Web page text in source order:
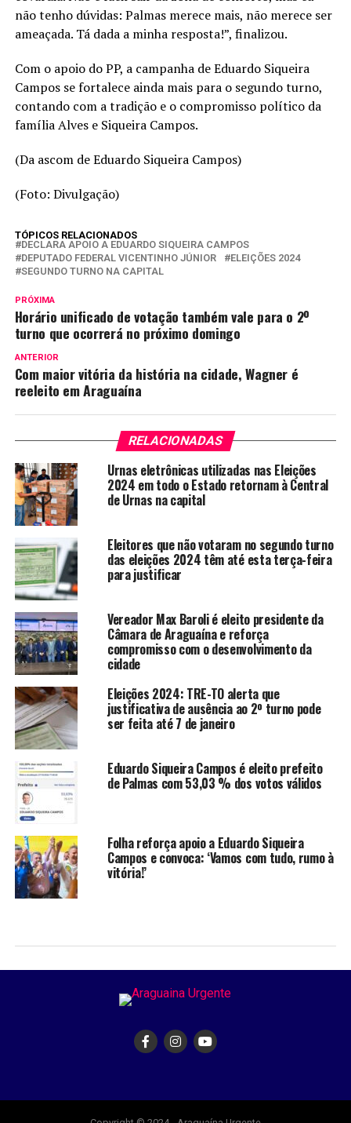
não tenho dúvidas: Palmas merece mais, não merece ser
ameaçada. Tá dada a minha resposta!”, finalizou.
Com o apoio do PP, a campanha de Eduardo Siqueira
Campos se fortalece ainda mais para o segundo turno,
contando com a tradição e o compromisso político da
família Alves e Siqueira Campos.
(Da ascom de Eduardo Siqueira Campos)
(Foto: Divulgação)
TÓPICOS RELACIONADOS
DECLARA APOIO A EDUARDO SIQUEIRA CAMPOS
DEPUTADO FEDERAL VICENTINHO JÚNIOR
ELEIÇÕES 2024
SEGUNDO TURNO NA CAPITAL
PRÓXIMA
Horário unificado de votação também vale para o 2º
turno que ocorrerá no próximo domingo
ANTERIOR
Com maior vitória da história na cidade, Wagner é
reeleito em Araguaína
RELACIONADAS
Urnas eletrônicas utilizadas nas Eleições
2024 em todo o Estado retornam à Central
de Urnas na capital
Eleitores que não votaram no segundo turno
das eleições 2024 têm até esta terça-feira
para justificar
Vereador Max Baroli é eleito presidente da
Câmara de Araguaína e reforça
compromisso com o desenvolvimento da
cidade
Eleições 2024: TRE-TO alerta que
justificativa de ausência ao 2º turno pode
ser feita até 7 de janeiro
Eduardo Siqueira Campos é eleito prefeito
de Palmas com 53,03 % dos votos válidos
Folha reforça apoio a Eduardo Siqueira
Campos e convoca: ‘Vamos com tudo, rumo à
vitória!’